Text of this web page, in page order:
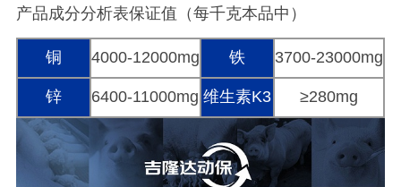
产品成分分析表保证值（每千克本品中）
铜 4000-12000mg 铁 3700-23000mg
锌 6400-11000mg 维生素K3 ≥280mg